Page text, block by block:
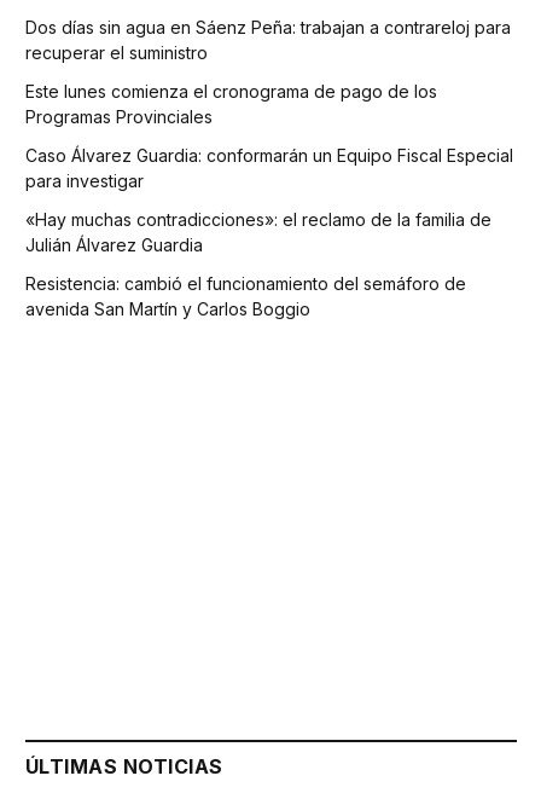
Dos días sin agua en Sáenz Peña: trabajan a contrareloj para
recuperar el suministro
Este lunes comienza el cronograma de pago de los
Programas Provinciales
Caso Álvarez Guardia: conformarán un Equipo Fiscal Especial
para investigar
«Hay muchas contradicciones»: el reclamo de la familia de
Julián Álvarez Guardia
Resistencia: cambió el funcionamiento del semáforo de
avenida San Martín y Carlos Boggio
ÚLTIMAS NOTICIAS